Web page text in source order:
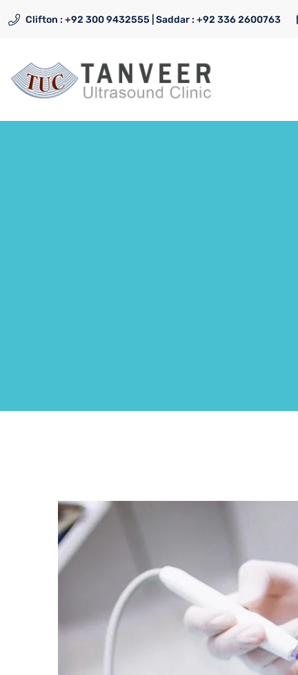
Clifton : +92 300 9432555 | Saddar : +92 336 2600763